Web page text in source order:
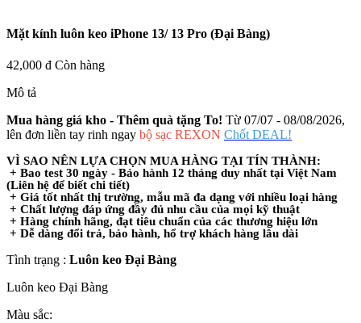
Mặt kính luôn keo iPhone 13/ 13 Pro (Đại Bàng)
42,000 đ Còn hàng
Mô tả
Mua hàng giá kho - Thêm quà tặng To! Từ 07/07 - 08/08/2026,
lên đơn liền tay rinh ngay bộ sạc REXON Chốt DEAL!
VÌ SAO NÊN LỰA CHỌN MUA HÀNG TẠI TÍN THÀNH:
+ Bao test 30 ngày - Bảo hành 12 tháng duy nhất tại Việt Nam
(Liên hệ để biết chi tiết)
+ Giá tốt nhất thị trường, mẫu mã đa dạng với nhiều loại hàng
+ Chất lượng đáp ứng đầy đủ nhu cầu của mọi kỹ thuật
+ Hàng chính hãng, đạt tiêu chuẩn của các thương hiệu lớn
+ Dễ dàng đổi trả, bảo hành, hổ trợ khách hàng lâu dài
Tình trạng : Luôn keo Đại Bàng
Luôn keo Đại Bàng
Màu sắc: